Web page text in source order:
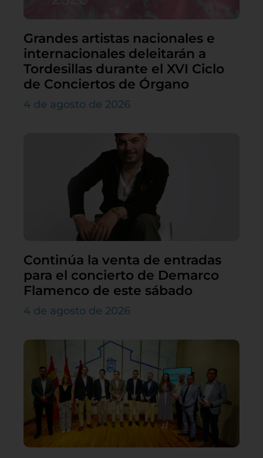
Grandes artistas nacionales e
internacionales deleitarán a
Tordesillas durante el XVI Ciclo
de Conciertos de Órgano
4 de agosto de 2026
Continúa la venta de entradas
para el concierto de Demarco
Flamenco de este sábado
4 de agosto de 2026